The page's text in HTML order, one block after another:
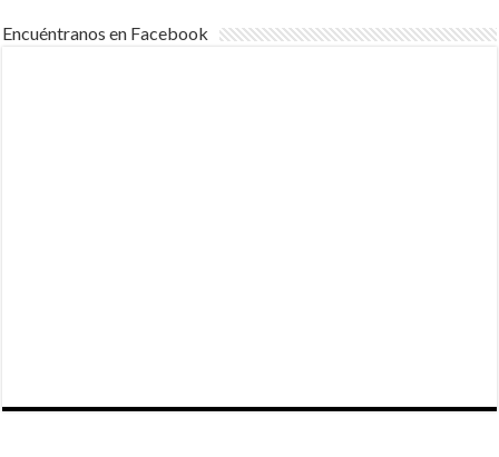
Encuéntranos en Facebook